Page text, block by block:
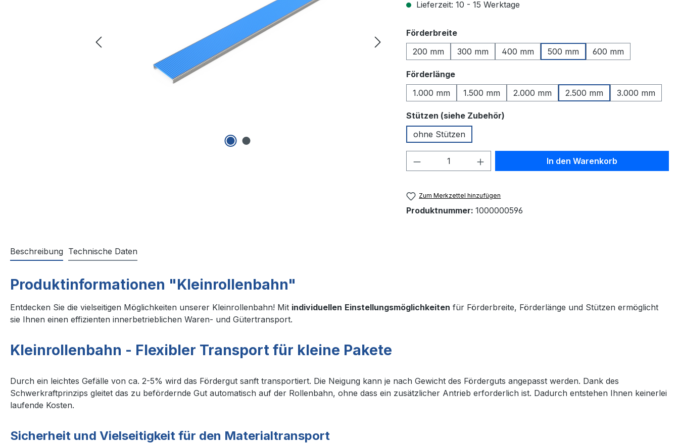
Lieferzeit: 10 - 15 Werktage
Förderbreiteauswählen
200 mm
300 mm 400 mm 500 mm 600 mm
Förderlängeauswählen
1.000 mm
1.500 mm 2.000 mm 2.500 mm 3.000 mm
Stützen (siehe Zubehör)
ohne Stützen
Produkt Anzahl: Gib den gewünschten Wert
In den Warenkorb
Zum Merkzettel hinzufügen
Produktnummer: 1000000596
Beschreibung Technische Daten
Produktinformationen "Kleinrollenbahn"
Entdecken Sie die vielseitigen Möglichkeiten unserer Kleinrollenbahn! Mit individuellen Einstellungsmöglichkeiten für Förderbreite, Förderlänge und Stützen ermöglicht
sie Ihnen einen effizienten innerbetrieblichen Waren- und Gütertransport.
Kleinrollenbahn - Flexibler Transport für kleine Pakete
Durch ein leichtes Gefälle von ca. 2-5% wird das Fördergut sanft transportiert. Die Neigung kann je nach Gewicht des Förderguts angepasst werden. Dank des
Schwerkraftprinzips gleitet das zu befördernde Gut automatisch auf der Rollenbahn, ohne dass ein zusätzlicher Antrieb erforderlich ist. Dadurch entstehen Ihnen keinerlei
laufende Kosten.
Sicherheit und Vielseitigkeit für den Materialtransport